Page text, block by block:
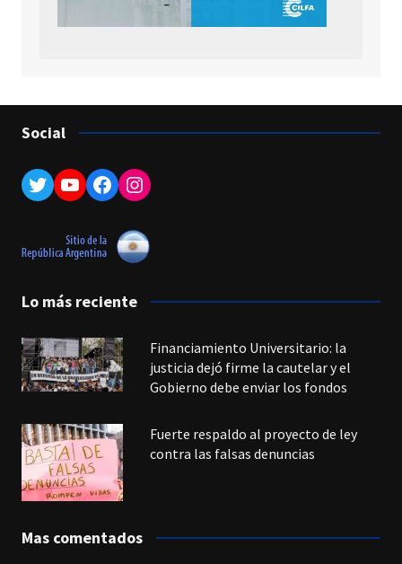
Social
Twitter
YouTube
Facebook
Instagram
Lo más reciente
Financiamiento Universitario: la
justicia dejó firme la cautelar y el
Gobierno debe enviar los fondos
Fuerte respaldo al proyecto de ley
contra las falsas denuncias
Mas comentados